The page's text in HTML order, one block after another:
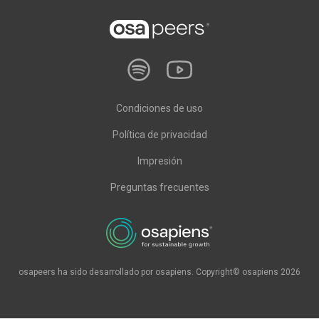
Condiciones de uso
Política de privacidad
Impresión
Preguntas frecuentes
osapeers ha sido desarrollado por osapiens. Copyright© osapiens 2026